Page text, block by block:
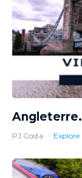
PJ Costa · Explore